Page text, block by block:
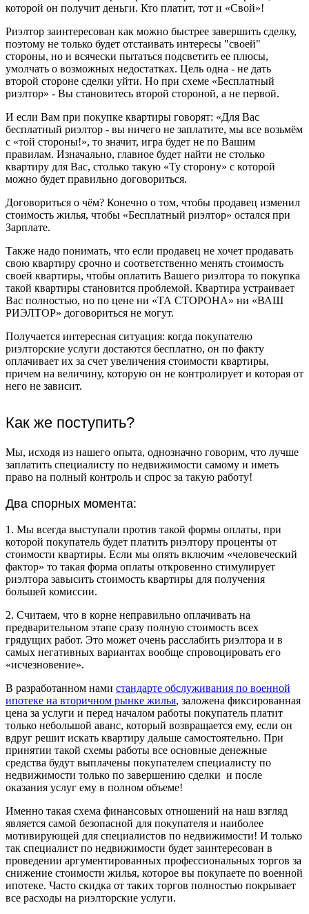
которой он получит деньги. Кто платит, тот и «Свой»!
Риэлтор заинтересован как можно быстрее завершить сделку,
поэтому не только будет отстаивать интересы "своей"
стороны, но и всячески пытаться подсветить ее плюсы,
умолчать о возможных недостатках. Цель одна - не дать
второй стороне сделки уйти. Но при схеме «Бесплатный
риэлтор» - Вы становитесь второй стороной, а не первой.
И если Вам при покупке квартиры говорят: «Для Вас
бесплатный риэлтор - вы ничего не заплатите, мы все возьмём
с «той стороны!», то значит, игра будет не по Вашим
правилам. Изначально, главное будет найти не столько
квартиру для Вас, столько такую «Ту сторону» с которой
можно будет правильно договориться.
Договориться о чём? Конечно о том, чтобы продавец изменил
стоимость жилья, чтобы «Бесплатный риэлтор» остался при
Зарплате.
Также надо понимать, что если продавец не хочет продавать
свою квартиру срочно и соответственно менять стоимость
своей квартиры, чтобы оплатить Вашего риэлтора то покупка
такой квартиры становится проблемой. Квартира устраивает
Вас полностью, но по цене ни «ТА СТОРОНА» ни «ВАШ
РИЭЛТОР» договориться не могут.
Получается интересная ситуация: когда покупателю
риэлторские услуги достаются бесплатно, он по факту
оплачивает их за счет увеличения стоимости квартиры,
причем на величину, которую он не контролирует и которая от
него не зависит.
Как же поступить?
Мы, исходя из нашего опыта, однозначно говорим, что лучше
заплатить специалисту по недвижимости самому и иметь
право на полный контроль и спрос за такую работу!
Два спорных момента:
1. Мы всегда выступали против такой формы оплаты, при
которой покупатель будет платить риэлтору проценты от
стоимости квартиры. Если мы опять включим «человеческий
фактор» то такая форма оплаты откровенно стимулирует
риэлтора завысить стоимость квартиры для получения
большей комиссии.
2. Считаем, что в корне неправильно оплачивать на
предварительном этапе сразу полную стоимость всех
грядущих работ. Это может очень расслабить риэлтора и в
самых негативных вариантах вообще спровоцировать его
«исчезновение».
В разработанном нами стандарте обслуживания по военной
ипотеке на вторичном рынке жилья, заложена фиксированная
цена за услуги и перед началом работы покупатель платит
только небольшой аванс, который возвращается ему, если он
вдруг решит искать квартиру дальше самостоятельно. При
принятии такой схемы работы все основные денежные
средства будут выплачены покупателем специалисту по
недвижимости только по завершению сделки и после
оказания услуг ему в полном объеме!
Именно такая схема финансовых отношений на наш взгляд
является самой безопасной для покупателя и наиболее
мотивирующей для специалистов по недвижимости! И только
так специалист по недвижимости будет заинтересован в
проведении аргументированных профессиональных торгов за
снижение стоимости жилья, которое вы покупаете по военной
ипотеке. Часто скидка от таких торгов полностью покрывает
все расходы на риэлторские услуги.